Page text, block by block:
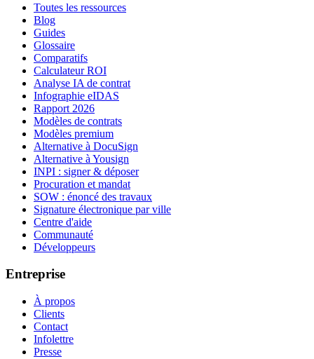
Toutes les ressources
Blog
Guides
Glossaire
Comparatifs
Calculateur ROI
Analyse IA de contrat
Infographie eIDAS
Rapport 2026
Modèles de contrats
Modèles premium
Alternative à DocuSign
Alternative à Yousign
INPI : signer & déposer
Procuration et mandat
SOW : énoncé des travaux
Signature électronique par ville
Centre d'aide
Communauté
Développeurs
Entreprise
À propos
Clients
Contact
Infolettre
Presse